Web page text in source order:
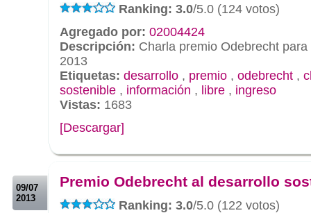
Ranking: 3.0/5.0 (124 votos)
Agregado por: 02004424
Descripción: Charla premio Odebrecht
2013
Etiquetas: desarrollo , premio , odebrecht ,
sostenible , información , libre , ingreso
Vistas: 1683
[Descargar]
09/07
2013
Premio Odebrecht al desarrollo
Ranking: 3.0/5.0 (122 votos)